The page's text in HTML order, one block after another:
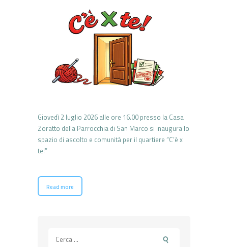
Giovedì 2 luglio 2026 alle ore 16.00 presso la Casa
Zoratto della Parrocchia di San Marco si inaugura lo
spazio di ascolto e comunità per il quartiere “C’è x
te!”
Read more
per: